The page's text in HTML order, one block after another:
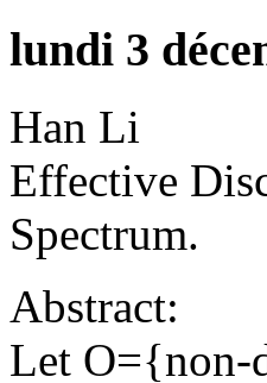
lundi 3
Han Li
Effective
Spectrum.
Abstract:
Let O={non-